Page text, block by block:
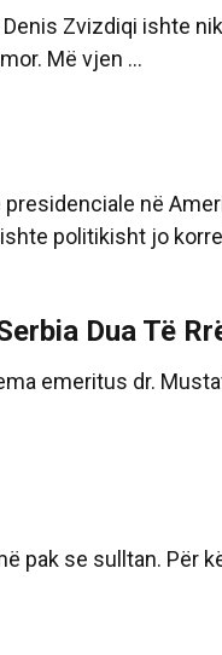
Zvizdiqi ishte
Më vjen ...
në
politikisht jo
Dua Të
emeritus dr.
pak se sulltan. Për